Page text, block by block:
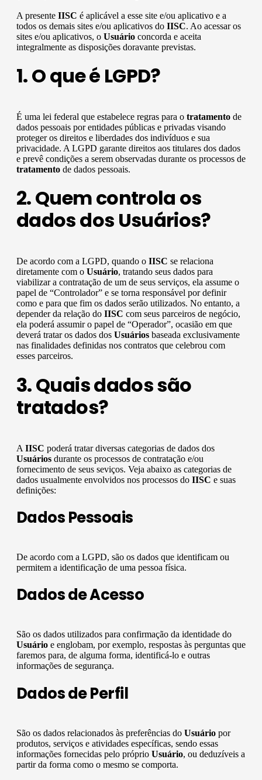
A presente IISC é aplicável a esse site e/ou aplicativo e a
todos os demais sites e/ou aplicativos do IISC. Ao acessar os
sites e/ou aplicativos, o Usuário concorda e aceita
integralmente as disposições doravante previstas.
1. O que é LGPD?
É uma lei federal que estabelece regras para o tratamento de
dados pessoais por entidades públicas e privadas visando
proteger os direitos e liberdades dos indivíduos e sua
privacidade. A LGPD garante direitos aos titulares dos dados
e prevê condições a serem observadas durante os processos de
tratamento de dados pessoais.
2. Quem controla os
dados dos Usuários?
De acordo com a LGPD, quando o IISC se relaciona
diretamente com o Usuário, tratando seus dados para
viabilizar a contratação de um de seus serviços, ela assume o
papel de “Controlador” e se torna responsável por definir
como e para que fim os dados serão utilizados. No entanto, a
depender da relação do IISC com seus parceiros de negócio,
ela poderá assumir o papel de “Operador”, ocasião em que
deverá tratar os dados dos Usuários baseada exclusivamente
nas finalidades definidas nos contratos que celebrou com
esses parceiros.
3. Quais dados são
tratados?
A IISC poderá tratar diversas categorias de dados dos
Usuários durante os processos de contratação e/ou
fornecimento de seus seviços. Veja abaixo as categorias de
dados usualmente envolvidos nos processos do IISC e suas
definições:
Dados Pessoais
De acordo com a LGPD, são os dados que identificam ou
permitem a identificação de uma pessoa física.
Dados de Acesso
São os dados utilizados para confirmação da identidade do
Usuário e englobam, por exemplo, respostas às perguntas que
faremos para, de alguma forma, identificá-lo e outras
informações de segurança.
Dados de Perfil
São os dados relacionados às preferências do Usuário por
produtos, serviços e atividades específicas, sendo essas
informações fornecidas pelo próprio Usuário, ou deduzíveis a
partir da forma como o mesmo se comporta.